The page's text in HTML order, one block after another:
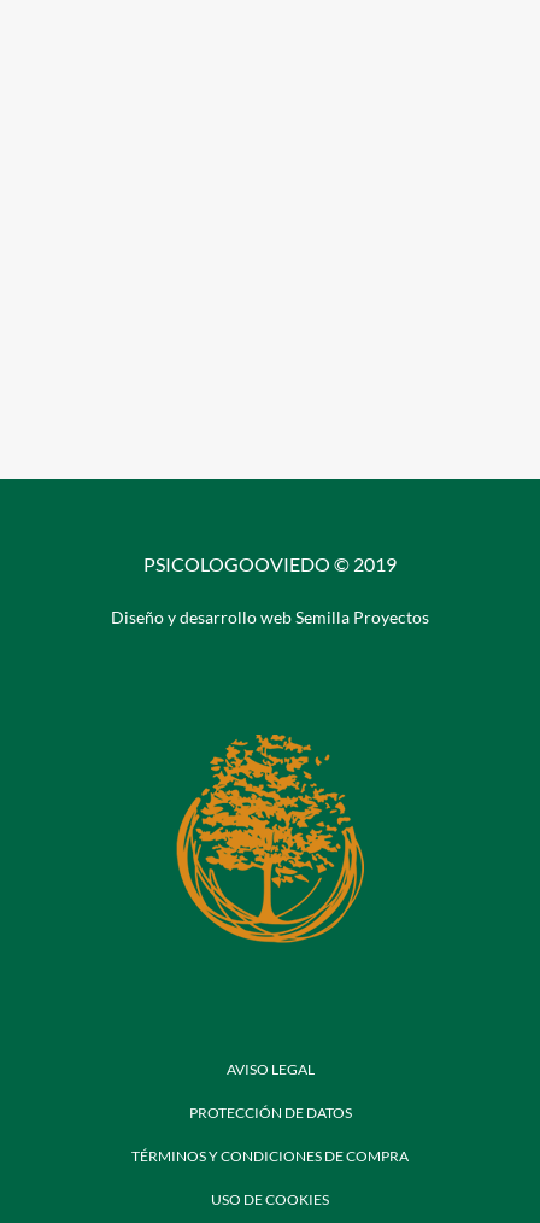
PSICOLOGOOVIEDO © 2019
Diseño y desarrollo web Semilla Proyectos
AVISO LEGAL
PROTECCIÓN DE DATOS
TÉRMINOS Y CONDICIONES DE COMPRA
USO DE COOKIES